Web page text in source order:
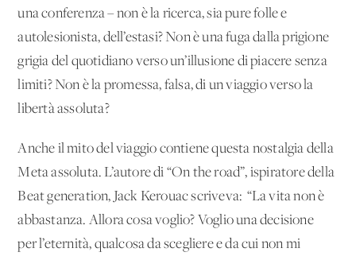
una conferenza – non è la ricerca, sia pure folle e
autolesionista, dell’estasi? Non è una fuga dalla prigione
grigia del quotidiano verso un’illusione di piacere senza
limiti? Non è la promessa, falsa, di un viaggio verso la
libertà assoluta?
Anche il mito del viaggio contiene questa nostalgia della
Meta assoluta. L’autore di “On the road”, ispiratore della
Beat generation, Jack Kerouac scriveva: “La vita non è
abbastanza. Allora cosa voglio? Voglio una decisione
per l’eternità, qualcosa da scegliere e da cui non mi